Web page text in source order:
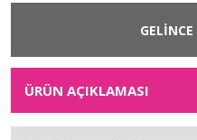
GELİNCE
ÜRÜN AÇIKLAMASI